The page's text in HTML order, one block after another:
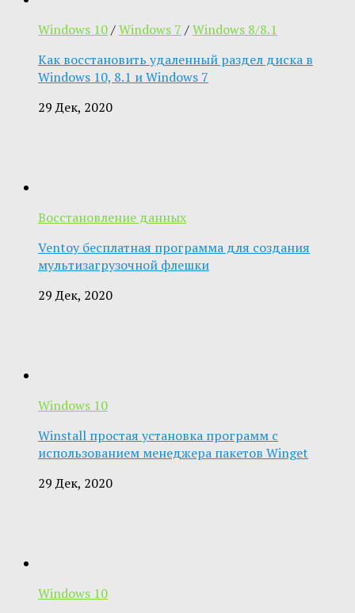
Windows 10/Windows 7 /Windows 8/8.1
Как восстановить удаленный раздел диска в
Windows 10, 8.1 и Windows 7
29 Дек, 2020
Восстановление данных
Ventoy бесплатная программа для создания
мультизагрузочной флешки
29 Дек, 2020
Windows 10
Winstall простая установка программ с
использованием менеджера пакетов Winget
29 Дек, 2020
Windows 10